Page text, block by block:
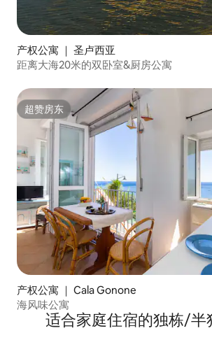
产权公寓 ｜ 圣卢西亚
距离大海20米的双卧室&厨房公寓
超赞房东
超赞房东
产权公寓 ｜ Cala Gonone
海风味公寓
适合家庭住宿的独栋/半